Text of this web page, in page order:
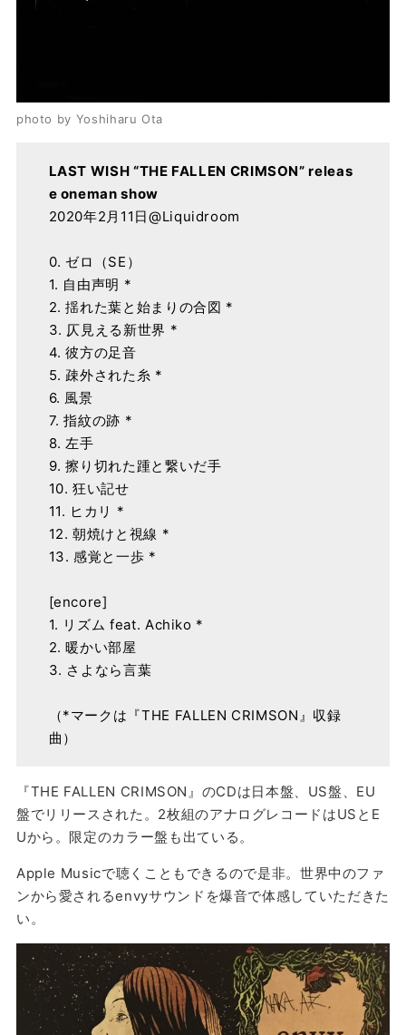
photo by Yoshiharu Ota
LAST WISH “THE FALLEN CRIMSON” releas
e oneman show
2020年2月11日@Liquidroom
0. ゼロ（SE）
1. 自由声明 *
2. 揺れた葉と始まりの合図 *
3. 仄見える新世界 *
4. 彼方の足音
5. 疎外された糸 *
6. 風景
7. 指紋の跡 *
8. 左手
9. 擦り切れた踵と繋いだ手
10. 狂い記せ
11. ヒカリ *
12. 朝焼けと視線 *
13. 感覚と一歩 *
[encore]
1. リズム feat. Achiko *
2. 暖かい部屋
3. さよなら言葉
（*マークは『THE FALLEN CRIMSON』収録
曲）
『THE FALLEN CRIMSON』のCDは日本盤、US盤、EU
盤でリリースされた。2枚組のアナログレコードはUSとE
Uから。限定のカラー盤も出ている。
Apple Musicで聴くこともできるので是非。世界中のファ
ンから愛されるenvyサウンドを爆音で体感していただきた
い。